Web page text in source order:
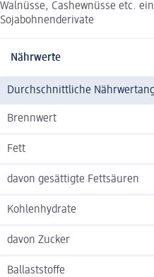
Walnüsse, Cashewnüsse etc.
Sojabohnenderivate
Nährwerte
Durchschnittliche
Brennwert
Fett
davon gesättigte Fettsäuren
Kohlenhydrate
davon Zucker
Ballaststoffe